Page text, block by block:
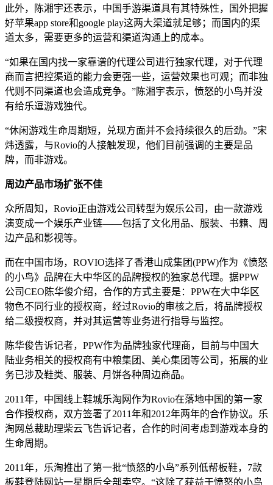
此外，陈湘宇还表示，中国手游渠道具有其特殊性，国外把握
好苹果app store和google play这两大渠道就足够；而国内的渠
道太多，需要更多的运营和渠道沟通上的成本。
“如果在国内找一家靠谱的代理公司进行独家代理，对于代理
商而言把控渠道的能力会更强一些，运营效果也可观；而非独
代则不同渠道也会造成竞争。”陈湘宇表示，愤怒的小鸟并没
有给乐逗游戏独代。
“休闲游戏生命周期短，兑现方面并不会持续很久的后劲。”宋
炜透露，与Rovio的人接触发现，他们目前强调的主要是品
牌，而非游戏。
周边产品市场扩张不佳
众所周知，Rovio正由游戏公司转型为娱乐公司，由一款游戏
演变成一个娱乐产业链——包括了文化用品、服装、书籍、周
边产品和影视等。
而在中国市场，ROVIO选择了香港山成集团(PPW)作为《愤怒
的小鸟》品牌在大中华区的品牌授权的独家总代理。据PPW
公司CEO陈华俊介绍，合作的方式主要是：PPW在大中华区
物色不同行业的授权商，经过Rovio的审核之后，将品牌授权
给二级授权商，并对其运营等业务进行指导与监控。
陈华俊告诉记者，PPW作为品牌独家代理商，目前与中国大
陆业务相关的授权商有中粮集团、美心集团等公司，拓展的业
务已涉及鞋类、服装、月饼各种周边商品。
2011年，中国线上鞋城乐淘网作为Rovio在落地中国的第一家
合作授权商，双方签署了2011年和2012年两年的合作协议。乐
淘网总裁助理柴云飞告诉记者，合作的时间考虑到游戏本身的
生命周期。
2011年，乐淘推出了第一批“愤怒的小鸟”系列低帮板鞋，7款
板鞋登陆网站一星期后全部卖空。“这除了获益于愤怒的小鸟